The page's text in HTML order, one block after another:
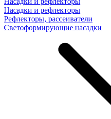
Насадки и рефлекторы
Рефлекторы, рассеиватели
Светоформирующие насадки